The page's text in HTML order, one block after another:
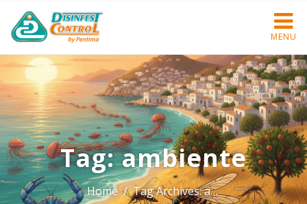
MENU
Tag:ambiente
Home Tag Archives: ambiente